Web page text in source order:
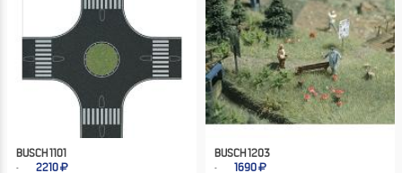
BUSCH 1101
2210
BUSCH 1203
1690